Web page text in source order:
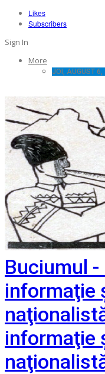
Likes
Subscribers
Sign In
More
JOI, AUGUST 6,
Buciumul
informaţie
informaţie